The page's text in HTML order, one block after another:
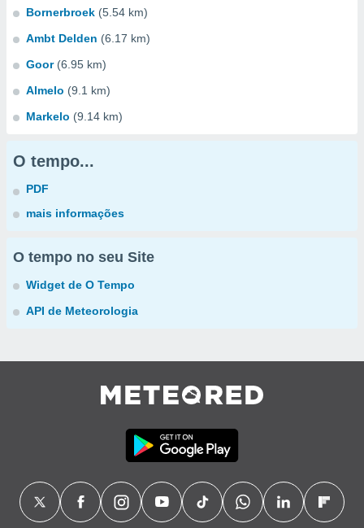
Bornerbroek (5.54 km)
Ambt Delden (6.17 km)
Goor (6.95 km)
Almelo (9.1 km)
Markelo (9.14 km)
O tempo...
PDF
mais informações
O tempo no seu Site
Widget de O Tempo
API de Meteorologia